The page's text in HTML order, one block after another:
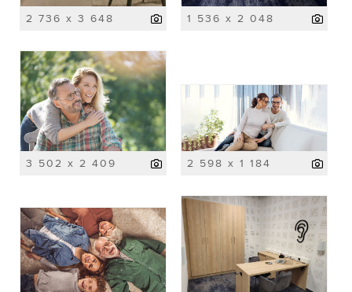
2 736 x 3 648 1 536 x 2 048
3 502 x 2 409 2 598 x 1 184